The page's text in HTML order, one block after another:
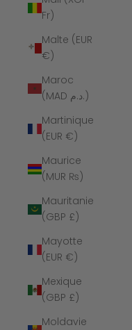
Fr)
Malte (EUR
€)
Maroc
(MAD د.م.)
Martinique
(EUR €)
Maurice
(MUR ₨)
Mauritanie
(GBP £)
Mayotte
(EUR €)
Mexique
(GBP £)
Moldavie